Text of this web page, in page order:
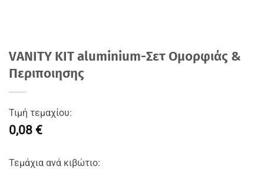
VANITY KIT aluminium-Σετ Oμορφιάς &
Περιποιησης
Τιμή τεμαχίου:
0,08 €
Τεμάχια ανά κιβώτιο: